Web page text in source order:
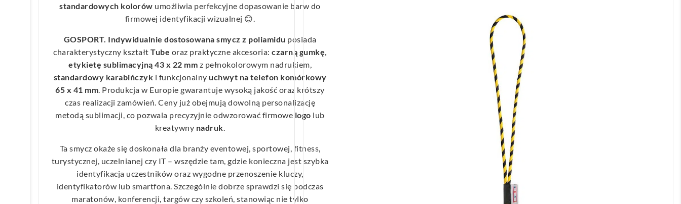
standardowych kolorów umożliwia perfekcyjne dopasowanie barw do
firmowej identyfikacji wizualnej 😊.
GOSPORT. Indywidualnie dostosowana smycz z poliamidu posiada
charakterystyczny kształtTube oraz praktyczne akcesoria:czarną gumkę,
etykietę sublimacyjną 43 x 22 mm z pełnokolorowym nadrukiem,
standardowy karabińczyk i funkcjonalny uchwyt na telefon komórkowy
65 x 41 mm. Produkcja w Europie gwarantuje wysoką jakość oraz krótszy
czas realizacji zamówień. Ceny już obejmują dowolną personalizację
metodą sublimacji, co pozwala precyzyjnie odwzorować firmowe logo lub
kreatywny nadruk.
Ta smycz okaże się doskonała dla branży eventowej, sportowej, fitness,
turystycznej, uczelnianej czy IT – wszędzie tam, gdzie konieczna jest szybka
identyfikacja uczestników oraz wygodne przenoszenie kluczy,
identyfikatorów lub smartfona. Szczególnie dobrze sprawdzi się podczas
maratonów, konferencji, targów czy szkoleń, stanowiąc nie tylko